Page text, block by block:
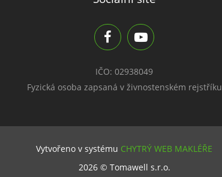
IČO: 02938049
Fyzická osoba zapsaná v živnostenském rejstříku
Vytvořeno v systému CHYTRÝ WEB MAKLÉŘE
2026 © Tomawell s.r.o.